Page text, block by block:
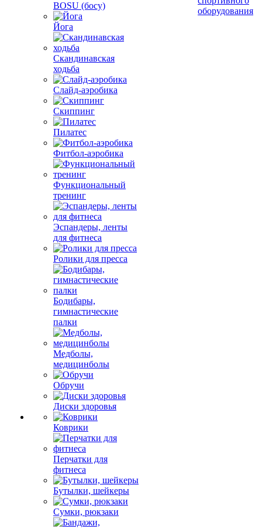
BOSU (босу)
Йога
Скандинавская
ходьба
Слайд-аэробика
Скиппинг
Пилатес
Фитбол-аэробика
Функциональный
тренинг
Эспандеры, ленты
для фитнеса
Ролики для пресса
Бодибары,
гимнастические
палки
Медболы,
медицинболы
Обручи
Диски здоровья
Коврики
Перчатки для
фитнеса
Бутылки, шейкеры
Сумки, рюкзаки
оборудования